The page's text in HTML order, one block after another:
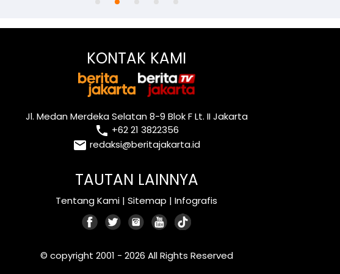
KONTAK KAMI
Jl. Medan Merdeka Selatan 8-9 Blok F Lt. II Jakarta
local_phone +62 21 3822356
email redaksi@beritajakarta.id
TAUTAN LAINNYA
Tentang Kami |Sitemap |Infografis
© copyright 2001 - 2026 All Rights Reserved